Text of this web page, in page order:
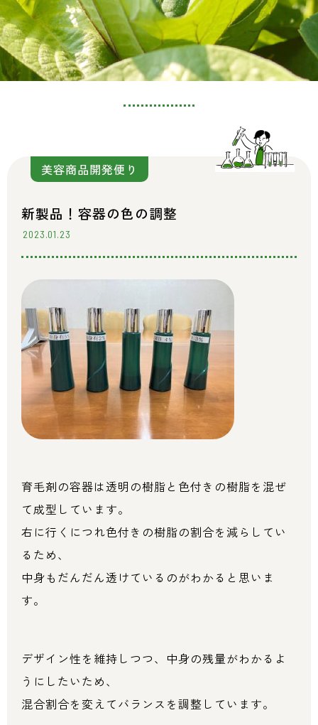
美容商品開発便り
新製品！容器の色の調整
2023.01.23
育毛剤の容器は透明の樹脂と色付きの樹脂を混ぜ
て成型しています。
右に行くにつれ色付きの樹脂の割合を減らしてい
るため、
中身もだんだん透けているのがわかると思いま
す。
デザイン性を維持しつつ、中身の残量がわかるよ
うにしたいため、
混合割合を変えてバランスを調整しています。